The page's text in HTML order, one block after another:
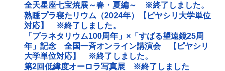
全天星座七宝焼展～春・夏編～ ※終了しました。
熟睡プラ寝たリウム（2024年）【ピヤシリ大学単位
対応】 ※終了しました。
「プラネタリウム100周年」×「すばる望遠鏡25周
年」記念 全国一斉オンライン講演会 【ピヤシリ
大学単位対応】 ※終了しました。
第2回低緯度オーロラ写真展 ※終了しました